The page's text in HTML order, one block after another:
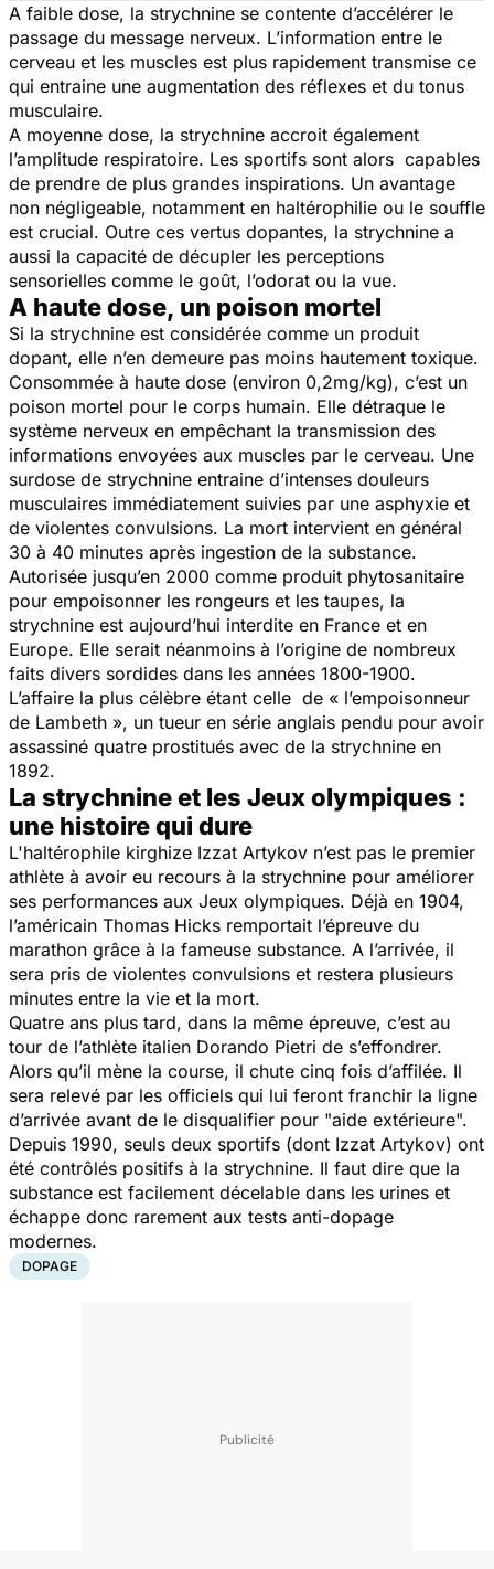
A faible dose, la strychnine se contente d’accélérer le
passage du message nerveux. L’information entre le
cerveau et les muscles est plus rapidement transmise ce
qui entraine une augmentation des réflexes et du tonus
musculaire.
A moyenne dose, la strychnine accroit également
l’amplitude respiratoire. Les sportifs sont alors capables
de prendre de plus grandes inspirations. Un avantage
non négligeable, notamment en haltérophilie ou le souffle
est crucial. Outre ces vertus dopantes, la strychnine a
aussi la capacité de décupler les perceptions
sensorielles comme le goût, l’odorat ou la vue.
A haute dose, un poison mortel
Si la strychnine est considérée comme un produit
dopant, elle n’en demeure pas moins hautement toxique.
Consommée à haute dose (environ 0,2mg/kg), c’est un
poison mortel pour le corps humain. Elle détraque le
système nerveux en empêchant la transmission des
informations envoyées aux muscles par le cerveau. Une
surdose de strychnine entraine d’intenses douleurs
musculaires immédiatement suivies par une asphyxie et
de violentes convulsions. La mort intervient en général
30 à 40 minutes après ingestion de la substance.
Autorisée jusqu’en 2000 comme produit phytosanitaire
pour empoisonner les rongeurs et les taupes, la
strychnine est aujourd’hui interdite en France et en
Europe. Elle serait néanmoins à l’origine de nombreux
faits divers sordides dans les années 1800-1900.
L’affaire la plus célèbre étant celle de « l’empoisonneur
de Lambeth », un tueur en série anglais pendu pour avoir
assassiné quatre prostitués avec de la strychnine en
1892.
La strychnine et les Jeux olympiques :
une histoire qui dure
L'haltérophile kirghize Izzat Artykov n’est pas le premier
athlète à avoir eu recours à la strychnine pour améliorer
ses performances aux Jeux olympiques. Déjà en 1904,
l’américain Thomas Hicks remportait l’épreuve du
marathon grâce à la fameuse substance. A l’arrivée, il
sera pris de violentes convulsions et restera plusieurs
minutes entre la vie et la mort.
Quatre ans plus tard, dans la même épreuve, c’est au
tour de l’athlète italien Dorando Pietri de s’effondrer.
Alors qu’il mène la course, il chute cinq fois d’affilée. Il
sera relevé par les officiels qui lui feront franchir la ligne
d’arrivée avant de le disqualifier pour "aide extérieure".
Depuis 1990, seuls deux sportifs (dont Izzat Artykov) ont
été contrôlés positifs à la strychnine. Il faut dire que la
substance est facilement décelable dans les urines et
échappe donc rarement aux tests anti-dopage
modernes.
DOPAGE